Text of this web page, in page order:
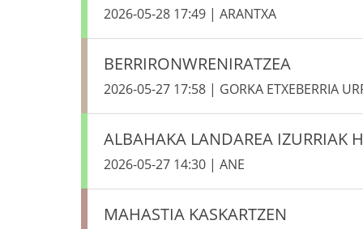
2026-05-28 17:49 | ARANTXA
BERRIRONWRENIRATZEA
2026-05-27 17:58 | GORKA ETXEBERRIA
ALBAHAKA LANDAREA IZURRIAK
2026-05-27 14:30 | ANE
MAHASTIA KASKARTZEN